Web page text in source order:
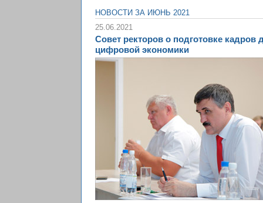
НОВОСТИ ЗА ИЮНЬ 2021
25.06.2021
Совет ректоров о подготовке кадров
цифровой экономики